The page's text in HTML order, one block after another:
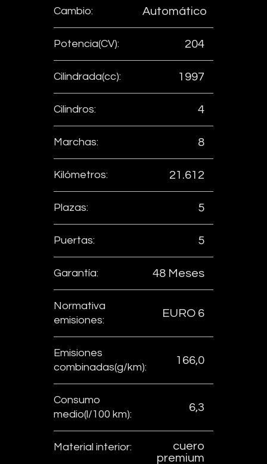
Cambio: Automático
Potencia(CV): 204
Cilindrada(cc): 1997
Cilindros: 4
Marchas: 8
Kilómetros: 21.612
Plazas: 5
Puertas: 5
Garantía: 48 Meses
Normativa
emisiones:
EURO 6
Emisiones
combinadas(g/km):
166,0
Consumo
medio(l/100 km):
6,3
Material interior:
cuero
premium